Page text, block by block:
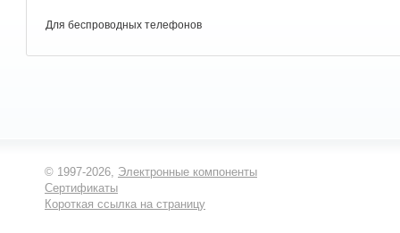
Для беспроводных телефонов
© 1997-2026, Электронные компоненты
Сертификаты
Короткая ссылка на страницу